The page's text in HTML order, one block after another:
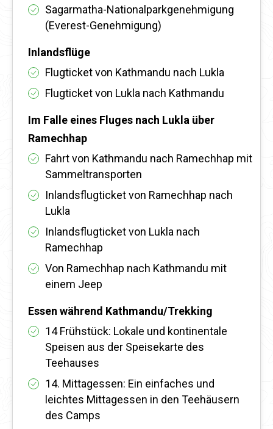
Sagarmatha-Nationalparkgenehmigung
(Everest-Genehmigung)
Inlandsflüge
Flugticket von Kathmandu nach Lukla
Flugticket von Lukla nach Kathmandu
Im Falle eines Fluges nach Lukla über
Ramechhap
Fahrt von Kathmandu nach Ramechhap mit
Sammeltransporten
Inlandsflugticket von Ramechhap nach
Lukla
Inlandsflugticket von Lukla nach
Ramechhap
Von Ramechhap nach Kathmandu mit
einem Jeep
Essen während Kathmandu/Trekking
14 Frühstück: Lokale und kontinentale
Speisen aus der Speisekarte des
Teehauses
14. Mittagessen: Ein einfaches und
leichtes Mittagessen in den Teehäusern
des Camps